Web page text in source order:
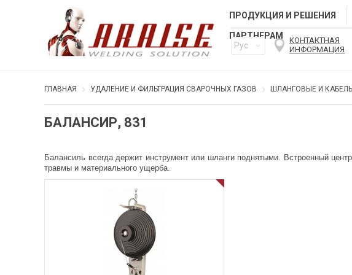
ПРОДУКЦИЯ И РЕШЕНИЯ
ПАРТНЕРАМ
Рус
КОНТАКТНАЯ
ИНФОРМАЦИЯ
ГЛАВНАЯ УДАЛЕНИЕ И ФИЛЬТРАЦИЯ СВАРОЧНЫХ ГАЗОВ ШЛАНГОВЫЕ И
БАЛАНСИР, 831
Балансиль всегда держит инструмент или шланги поднятыми. Встроенный
травмы и материального ущерба.